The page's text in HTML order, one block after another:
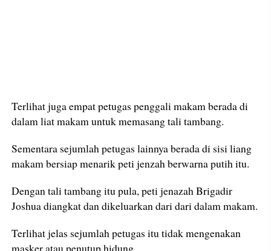
Terlihat juga empat petugas penggali makam berada di
dalam liat makam untuk memasang tali tambang.
Sementara sejumlah petugas lainnya berada di sisi liang
makam bersiap menarik peti jenzah berwarna putih itu.
Dengan tali tambang itu pula, peti jenazah Brigadir
Joshua diangkat dan dikeluarkan dari dari dalam makam.
Terlihat jelas sejumlah petugas itu tidak mengenakan